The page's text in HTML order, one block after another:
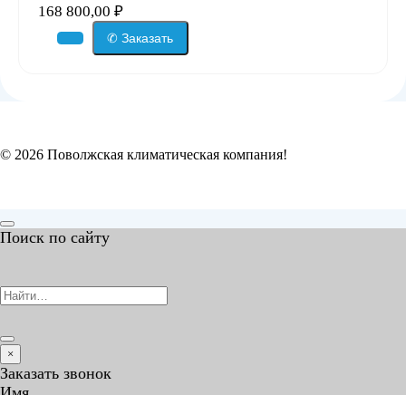
168 800,00 ₽
✆ Заказать
© 2026 Поволжская климатическая компания!
Поиск по сайту
×
Заказать звонок